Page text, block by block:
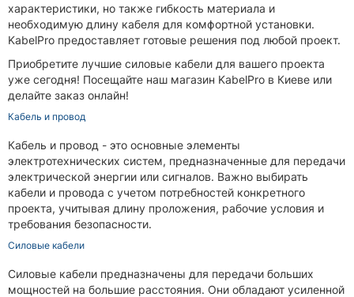
характеристики, но также гибкость материала и
необходимую длину кабеля для комфортной установки.
KabelPro предоставляет готовые решения под любой проект.
Приобретите лучшие силовые кабели для вашего проекта
уже сегодня! Посещайте наш магазин KabelPro в Киеве или
делайте заказ онлайн!
Кабель и провод
Кабель и провод - это основные элементы
электротехнических систем, предназначенные для передачи
электрической энергии или сигналов. Важно выбирать
кабели и провода с учетом потребностей конкретного
проекта, учитывая длину проложения, рабочие условия и
требования безопасности.
Силовые кабели
Силовые кабели предназначены для передачи больших
мощностей на большие расстояния. Они обладают усиленной